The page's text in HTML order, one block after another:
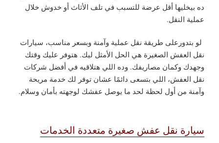
ده بيخليها أقل عرضة للتسبب في تلف الأثاث أو خدوش خلال
عملية النقل.
لو بتدورعلى طريقة نقل عملية وآمنة وبسعر مناسب، سيارات
نقل العفش الصغيرة هي الحل الأمثل ليك. هتوفر عليك وقتك
وجهدك وكمان مصاريفك. وده اللي هتلاقيه في أفضل شركات
نقل العفش، اللي بتسعى دائمًا عشان توفر لك خدمة مريحة
وآمنة من أول لحظة لحد ما يوصل عفشك لوجهته بأمان وسلام.
سيارة نقل عفش صغيرة متعددة الخدمات